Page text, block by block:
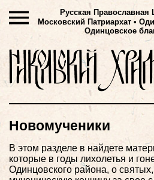
Русская Православная
Московский Патриархат •
Одинцовское
Новомученики
В этом разделе в найдете
которые в годы лихолетья и
Одинцовского района, о